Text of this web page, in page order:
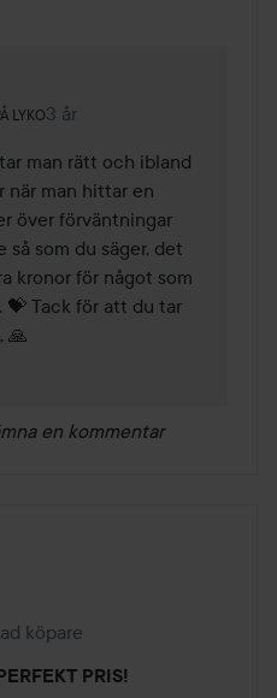
LYKO
Kundtjänst på Lyko.
3 år
Kommentaren lades 3 år
man rätt och ibland
när man hittar en
över förväntningar
som du säger, det
kronor för något som
💝 Tack för att du tar
🙏
en kommentar
4 år
köpare
PRIS!